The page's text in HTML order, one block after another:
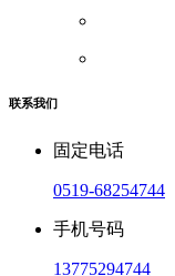
联系我们
固定电话
0519-68254744
手机号码
13775294744